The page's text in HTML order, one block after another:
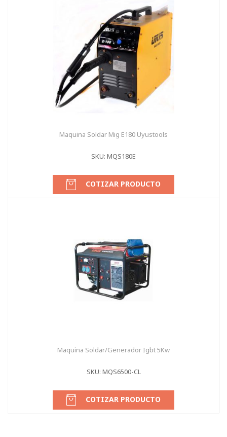
Maquina Soldar Mig E180 Uyustools
SKU: MQS180E
COTIZAR PRODUCTO
Maquina Soldar/Generador Igbt 5Kw
SKU: MQS6500-CL
COTIZAR PRODUCTO